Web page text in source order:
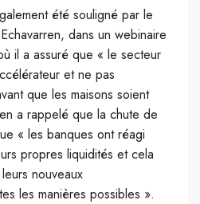
été souligné par le
dans un webinaire
il a assuré que « le secteur
et ne pas
que les maisons soient
a rappelé que la chute de
« les banques ont réagi
propres liquidités et cela
nouveaux
les manières possibles ».